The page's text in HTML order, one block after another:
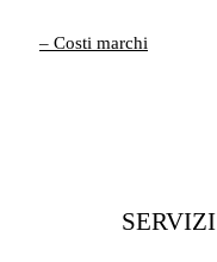
– Costi marchi
SERVIZI